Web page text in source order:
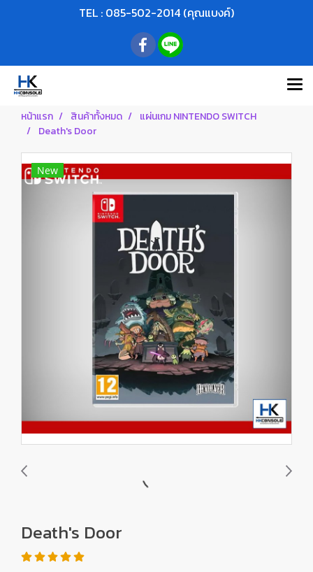
TEL : 085-502-2014 (คุณแบงค์)
หน้าแรก สินค้าทั้งหมด
แผ่นเกม NINTENDO SWITCH
Death's Door
New
Death's Door